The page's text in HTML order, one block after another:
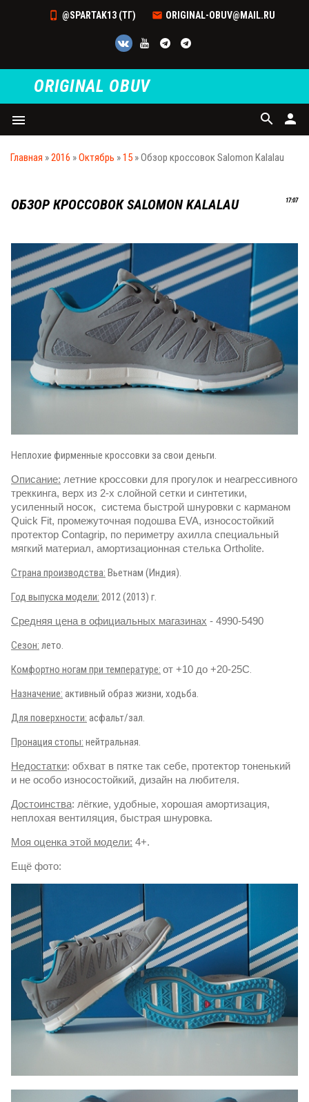
@SPARTAK13 (ТГ) ORIGINAL-OBUV@MAIL.RU
ORIGINAL OBUV
menu person
search
Главная »2016 »Октябрь »15 » Обзор кроссовок Salomon Kalalau
17:07
ОБЗОР КРОССОВОК SALOMON KALALAU
Неплохие фирменные кроссовки за свои деньги.
Описание: летние кроссовки для прогулок и неагрессивного
треккинга, верх из 2-х слойной сетки и синтетики,
усиленный носок, система быстрой шнуровки с карманом
Quick Fit, промежуточная подошва EVA, износостойкий
протектор Contagrip, по периметру ахилла специальный
мягкий материал, амортизационная стелька Ortholite.
Страна производства: Вьетнам (Индия).
Год выпуска модели: 2012 (2013) г.
Средняя цена в официальных магазинах - 4990-5490
Сезон: лето.
Комфортно ногам при температуре: от +10 до +20-25С.
Назначение: активный образ жизни, ходьба.
Для поверхности: асфальт/зал.
Пронация стопы: нейтральная.
Недостатки: обхват в пятке так себе, протектор тоненький
и не особо износостойкий, дизайн на любителя.
Достоинства: лёгкие, удобные, хорошая амортизация,
неплохая вентиляция, быстрая шнуровка.
Моя оценка этой модели: 4+.
Ещё фото: